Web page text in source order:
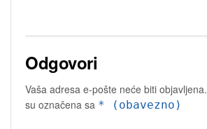
Odgovori
Vaša adresa e-pošte neće biti objavljena.
su označena sa * (obavezno)